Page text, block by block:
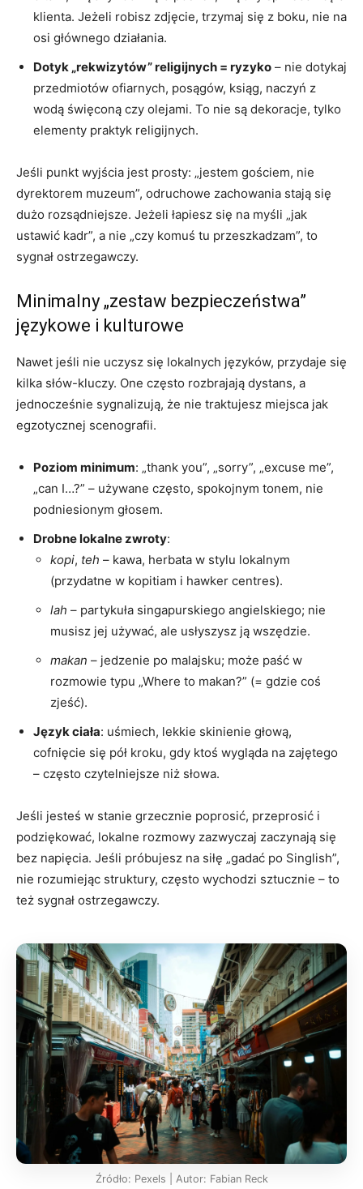
klienta. Jeżeli robisz zdjęcie, trzymaj się z boku, nie na
osi głównego działania.
Dotyk „rekwizytów” religijnych = ryzyko – nie dotykaj
przedmiotów ofiarnych, posągów, ksiąg, naczyń z
wodą święconą czy olejami. To nie są dekoracje, tylko
elementy praktyk religijnych.
Jeśli punkt wyjścia jest prosty: „jestem gościem, nie
dyrektorem muzeum”, odruchowe zachowania stają się
dużo rozsądniejsze. Jeżeli łapiesz się na myśli „jak
ustawić kadr”, a nie „czy komuś tu przeszkadzam”, to
sygnał ostrzegawczy.
Minimalny „zestaw bezpieczeństwa”
językowe i kulturowe
Nawet jeśli nie uczysz się lokalnych języków, przydaje się
kilka słów-kluczy. One często rozbrajają dystans, a
jednocześnie sygnalizują, że nie traktujesz miejsca jak
egzotycznej scenografii.
Poziom minimum: „thank you”, „sorry”, „excuse me”,
„can I…?” – używane często, spokojnym tonem, nie
podniesionym głosem.
Drobne lokalne zwroty:
kopi, teh – kawa, herbata w stylu lokalnym
(przydatne w kopitiam i hawker centres).
lah – partykuła singapurskiego angielskiego; nie
musisz jej używać, ale usłyszysz ją wszędzie.
makan – jedzenie po malajsku; może paść w
rozmowie typu „Where to makan?” (= gdzie coś
zjeść).
Język ciała: uśmiech, lekkie skinienie głową,
cofnięcie się pół kroku, gdy ktoś wygląda na zajętego
– często czytelniejsze niż słowa.
Jeśli jesteś w stanie grzecznie poprosić, przeprosić i
podziękować, lokalne rozmowy zazwyczaj zaczynają się
bez napięcia. Jeśli próbujesz na siłę „gadać po Singlish”,
nie rozumiejąc struktury, często wychodzi sztucznie – to
też sygnał ostrzegawczy.
Źródło: Pexels | Autor: Fabian Reck